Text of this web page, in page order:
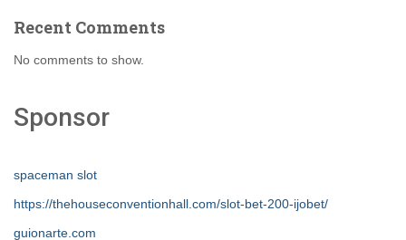
Recent Comments
No comments to show.
Sponsor
spaceman slot
https://thehouseconventionhall.com/slot-bet-200-ijobet/
guionarte.com